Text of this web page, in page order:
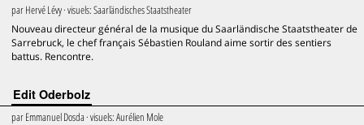
parHervé Lévy· visuels:Saarländisches Staatstheater
Nouveau directeur général de la musique du Saarländische Staatstheater de
Sarrebruck, le chef français Sébastien Rouland aime sortir des sentiers
battus. Rencontre.
Edit Oderbolz
parEmmanuel Dosda · visuels:Aurélien Mole